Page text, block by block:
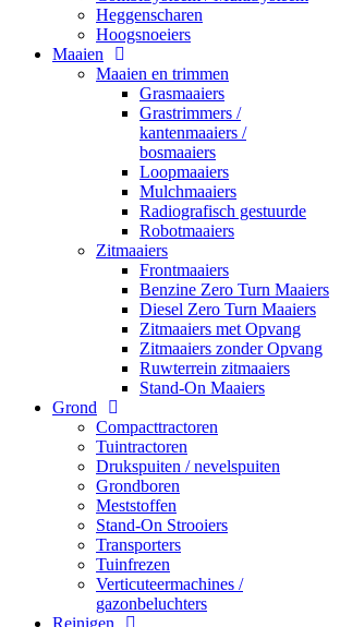
Heggenscharen
Hoogsnoeiers
Maaien
Maaien en trimmen
Grasmaaiers
Grastrimmers /
kantenmaaiers /
bosmaaiers
Loopmaaiers
Mulchmaaiers
Radiografisch gestuurde
Robotmaaiers
Zitmaaiers
Frontmaaiers
Benzine Zero Turn Maaiers
Diesel Zero Turn Maaiers
Zitmaaiers met Opvang
Zitmaaiers zonder Opvang
Ruwterrein zitmaaiers
Stand-On Maaiers
Grond
Compacttractoren
Tuintractoren
Drukspuiten / nevelspuiten
Grondboren
Meststoffen
Stand-On Strooiers
Transporters
Tuinfrezen
Verticuteermachines /
gazonbeluchters
Reinigen